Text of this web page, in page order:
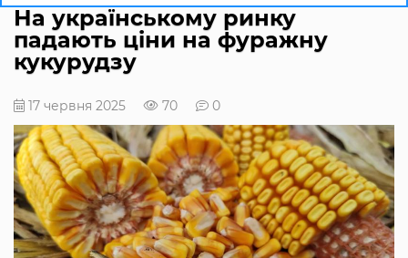
На українському ринку
падають ціни на фуражну
кукурудзу
17 червня 2025 70 0